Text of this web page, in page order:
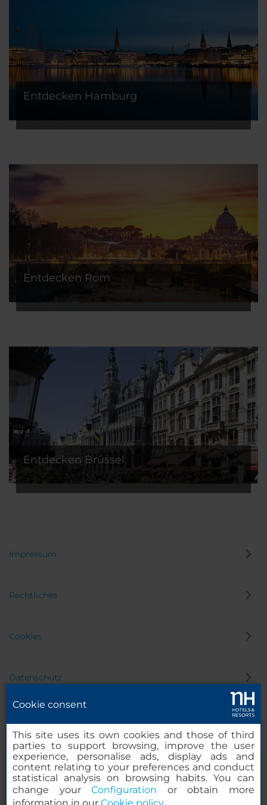
Entdecken Hamburg
Entdecken Rom
Entdecken Brüssel
Impressum
Rechtliches
Cookies
Datenschutz
Cookie consent
This site uses its own cookies and those of third
parties to support browsing, improve the user
experience, personalise ads, display ads and
content relating to your preferences and conduct
statistical analysis on browsing habits. You can
change yourConfiguration or obtain more